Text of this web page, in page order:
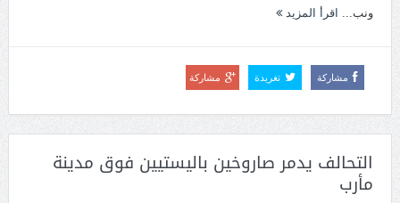
ونب... اقرأ المزيد
مشاركة تغريدة مشاركة
التحالف يدمر صاروخين باليستيين فوق مدينة
مأرب